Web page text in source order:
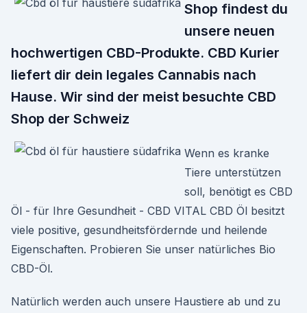
Shop findest du
unsere neuen
hochwertigen CBD-Produkte. CBD Kurier
liefert dir dein legales Cannabis nach
Hause. Wir sind der meist besuchte CBD
Shop der Schweiz
Wenn es kranke
Tiere unterstützen
soll, benötigt es CBD
Öl - für Ihre Gesundheit - CBD VITAL CBD Öl besitzt
viele positive, gesundheitsfördernde und heilende
Eigenschaften. Probieren Sie unser natürliches Bio
CBD-Öl.
Natürlich werden auch unsere Haustiere ab und zu